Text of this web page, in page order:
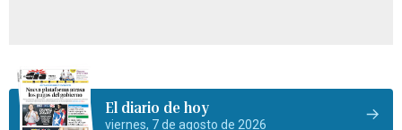
El diario de hoy
viernes, 7 de agosto de 2026